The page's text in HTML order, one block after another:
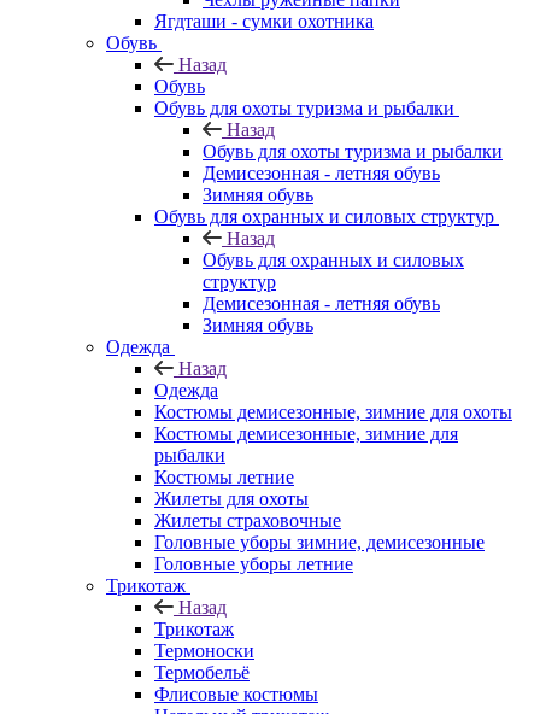
Ягдташи - сумки охотника
Обувь
Назад
Обувь
Обувь для охоты туризма и рыбалки
Назад
Обувь для охоты туризма и рыбалки
Демисезонная - летняя обувь
Зимняя обувь
Обувь для охранных и силовых структур
Назад
Обувь для охранных и силовых
структур
Демисезонная - летняя обувь
Зимняя обувь
Одежда
Назад
Одежда
Костюмы демисезонные, зимние для охоты
Костюмы демисезонные, зимние для
рыбалки
Костюмы летние
Жилеты для охоты
Жилеты страховочные
Головные уборы зимние, демисезонные
Головные уборы летние
Трикотаж
Назад
Трикотаж
Термоноски
Термобельё
Флисовые костюмы